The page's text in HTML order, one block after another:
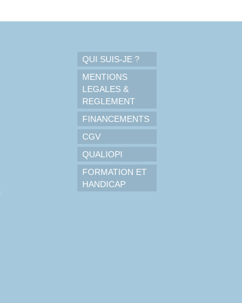
QUI SUIS-JE ?
MENTIONS
LEGALES &
REGLEMENT
FINANCEMENTS
CGV
QUALIOPI
FORMATION ET
HANDICAP